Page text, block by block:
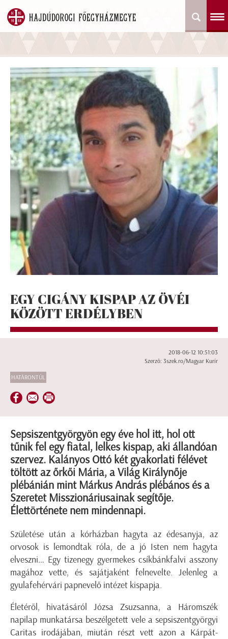
EGY CIGÁNY KISPAP AZ ÖVÉI
KÖZÖTT ERDÉLYBEN
2018-06-12 10:51:03
Szerző: 3szek.ro/Magyar Kurír
HATÁRONTÚL
Sepsiszentgyörgyön egy éve hol itt, hol ott
tűnik fel egy fiatal, lelkes kispap, aki állandóan
szervez. Kalányos Ottó két gyakorlati félévet
töltött az őrkői Mária, a Világ Királynője
plébánián mint Márkus András plébános és a
Szeretet Misszionáriusainak segítője.
Élettörténete nem mindennapi.
Születése után a kórházban hagyta az édesanyja, az
orvosok is lemondtak róla, de a jó Isten nem hagyta
elveszni… Egy tizenegy gyermekes csíkbánkfalvi asszony
magához vette, és sajátjaként felnevelte. Jelenleg a
gyulafehérvári papnevelő intézet kispapja.
Életéről, hivatásáról Józsa Zsuzsanna, a Háromszék
napilap munkatársa beszélgetett vele a sepsiszentgyörgyi
Caritas irodájában, miután részt vett azon a Kárpát-